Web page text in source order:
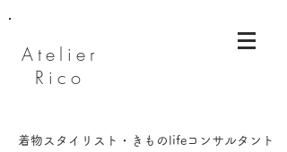
Atelier
Rico
着物スタイリスト・きものlifeコンサルタント